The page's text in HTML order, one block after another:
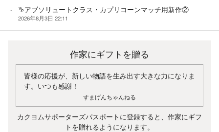
♑️アブソリュートクラス・カプリコーンマッチ用新作②
2026年8月3日 22:11
作家にギフトを贈る
皆様の応援が、新しい物語を生み出す大きな力になりま
す。いつも感謝！
すまげんちゃんねる
カクヨムサポーターズパスポートに登録すると、作家にギフ
トを贈れるようになります。